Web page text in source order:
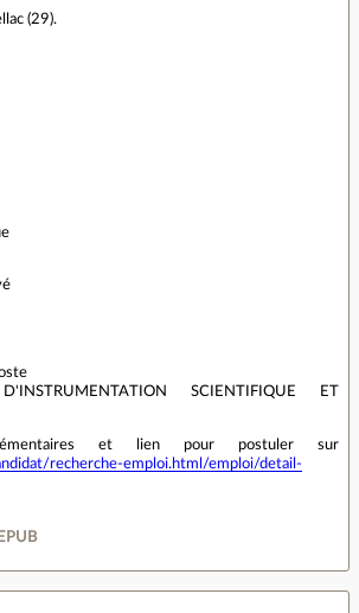
(29).
SCIENTIFIQUE ET
et lien pour postuler sur
recherche-emploi.html/emploi/detail-
EPUB